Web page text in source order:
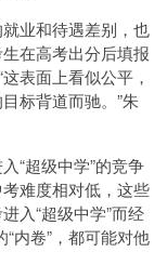
业和待遇差别，也
在高考出分后填报
表面上看似公平，
标背道而驰。”朱
“超级中学”的竞争
难度相对低，这些
入“超级中学”而经
“内卷”，都可能对他